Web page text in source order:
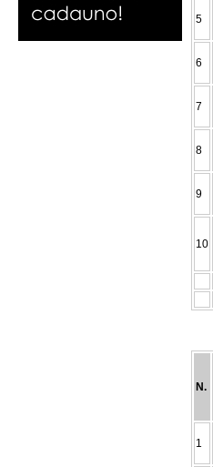
5
6
7
8
9
10
N.
1